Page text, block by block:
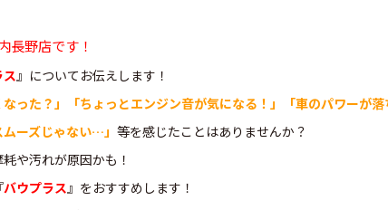
長野店です！
』についてお伝えします！
なった？」「ちょっとエンジン音が気になる！」「車のパワーが落
ムーズじゃない…」 等を感じたことはありませんか？
や汚れが原因かも！
バウプラス』をおすすめします！